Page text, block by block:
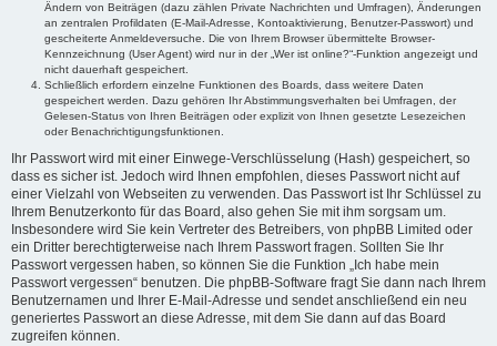
Ändern von Beiträgen (dazu zählen Private Nachrichten und Umfragen), Änderungen
an zentralen Profildaten (E-Mail-Adresse, Kontoaktivierung, Benutzer-Passwort) und
gescheiterte Anmeldeversuche. Die von Ihrem Browser übermittelte Browser-
Kennzeichnung (User Agent) wird nur in der „Wer ist online?“-Funktion angezeigt und
nicht dauerhaft gespeichert.
Schließlich erfordern einzelne Funktionen des Boards, dass weitere Daten
gespeichert werden. Dazu gehören Ihr Abstimmungsverhalten bei Umfragen, der
Gelesen-Status von Ihren Beiträgen oder explizit von Ihnen gesetzte Lesezeichen
oder Benachrichtigungsfunktionen.
Ihr Passwort wird mit einer Einwege-Verschlüsselung (Hash) gespeichert, so
dass es sicher ist. Jedoch wird Ihnen empfohlen, dieses Passwort nicht auf
einer Vielzahl von Webseiten zu verwenden. Das Passwort ist Ihr Schlüssel zu
Ihrem Benutzerkonto für das Board, also gehen Sie mit ihm sorgsam um.
Insbesondere wird Sie kein Vertreter des Betreibers, von phpBB Limited oder
ein Dritter berechtigterweise nach Ihrem Passwort fragen. Sollten Sie Ihr
Passwort vergessen haben, so können Sie die Funktion „Ich habe mein
Passwort vergessen“ benutzen. Die phpBB-Software fragt Sie dann nach Ihrem
Benutzernamen und Ihrer E-Mail-Adresse und sendet anschließend ein neu
generiertes Passwort an diese Adresse, mit dem Sie dann auf das Board
zugreifen können.